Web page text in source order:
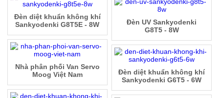
Đèn diệt khuẩn không khí
Sankyodenki G8T5E - 8W
Đèn UV Sankyodenki
G8T5 - 8W
Nhà phân phối Van Servo
Moog Việt Nam
Đèn diệt khuẩn không khí
Sankyodenki G6T5 - 6W